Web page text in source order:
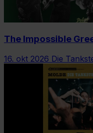
The Impossible
16. okt 2026 Die